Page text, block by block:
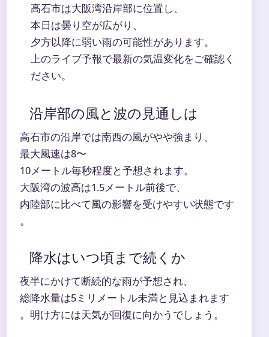
高石市は大阪湾沿岸部に位置し、
本日は曇り空が広がり、
夕方以降に弱い雨の可能性があります。
上のライブ予報で最新の気温変化をご確認く
ださい。
沿岸部の風と波の見通しは
高石市の沿岸では南西の風がやや強まり、
最大風速は8〜
10メートル毎秒程度と予想されます。
大阪湾の波高は1.5メートル前後で、
内陸部に比べて風の影響を受けやすい状態です
。
降水はいつ頃まで続くか
夜半にかけて断続的な雨が予想され、
総降水量は5ミリメートル未満と見込まれます
。明け方には天気が回復に向かうでしょう。